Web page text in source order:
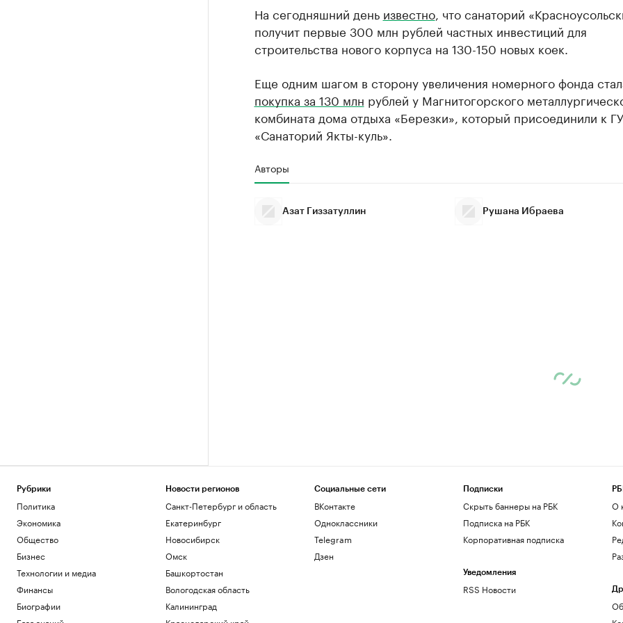
На сегодняшний день известно, что санаторий
получит первые 300 млн рублей частных инвестиций для
строительства нового корпуса на 130-150 новых коек.
Еще одним шагом в сторону увеличения номерного фонда
покупка за 130 млн рублей у Магнитогорского
комбината дома отдыха «Березки», который присоединили к
«Санаторий Якты-куль».
Авторы
Азат Гиззатуллин Рушана Ибраева
Рубрики
Политика
Экономика
Общество
Бизнес
Технологии и медиа
Финансы
Биографии
Новости регионов
Санкт-Петербург и область
Екатеринбург
Новосибирск
Омск
Башкортостан
Вологодская область
Калининград
Социальные сети
ВКонтакте
Одноклассники
Telegram
Дзен
Подписки
Скрыть баннеры на РБК
Подписка на РБК
Корпоративная подписка
Уведомления
RSS Новости
О